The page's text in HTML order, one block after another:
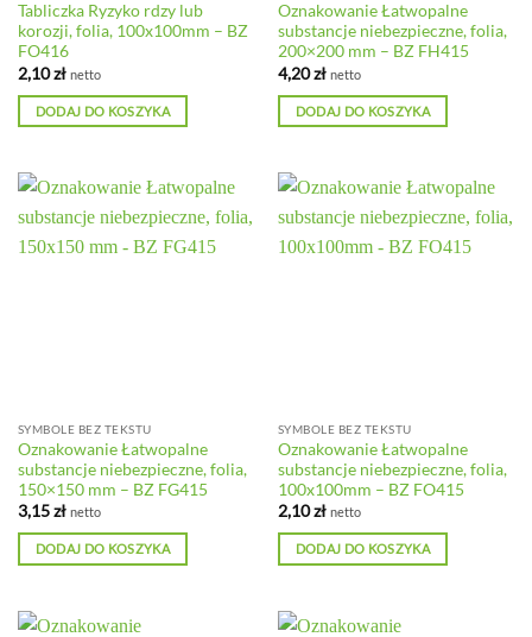
Tabliczka Ryzyko rdzy lub
korozji, folia, 100x100mm – BZ
FO416
2,10zł netto
DODAJ DO KOSZYKA
Oznakowanie Łatwopalne
substancje niebezpieczne, folia,
200×200 mm – BZ FH415
4,20zł netto
DODAJ DO KOSZYKA
SYMBOLE BEZ TEKSTU
Oznakowanie Łatwopalne
substancje niebezpieczne, folia,
150×150 mm – BZ FG415
3,15zł netto
DODAJ DO KOSZYKA
SYMBOLE BEZ TEKSTU
Oznakowanie Łatwopalne
substancje niebezpieczne, folia,
100x100mm – BZ FO415
2,10zł netto
DODAJ DO KOSZYKA